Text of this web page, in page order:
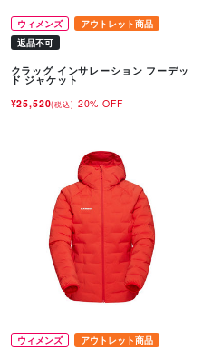
ウィメンズ
アウトレット商品
返品不可
クラッグ インサレーション フーデッ
ド ジャケット
¥25,520(税込) 20% OFF
ウィメンズ
アウトレット商品